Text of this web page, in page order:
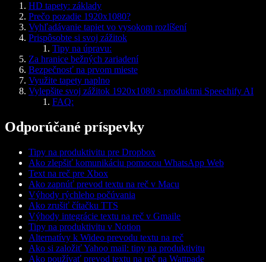
HD tapety: základy
Prečo pozadie 1920x1080?
Vyhľadávanie tapiet vo vysokom rozlíšení
Prispôsobte si svoj zážitok
Tipy na úpravu:
Za hranice bežných zariadení
Bezpečnosť na prvom mieste
Využite tapety naplno
Vylepšite svoj zážitok 1920x1080 s produktmi Speechify AI
FAQ:
Odporúčané príspevky
Tipy na produktivitu pre Dropbox
Ako zlepšiť komunikáciu pomocou WhatsApp Web
Text na reč pre Xbox
Ako zapnúť prevod textu na reč v Macu
Výhody rýchleho počúvania
Ako zrušiť čítačku TTS
Výhody integrácie textu na reč v Gmaile
Tipy na produktivitu v Notion
Alternatívy k Wideo prevodu textu na reč
Ako si založiť Yahoo mail: tipy na produktivitu
Ako používať prevod textu na reč na Wattpade